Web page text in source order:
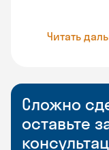
Читать
Сложно
оставьте